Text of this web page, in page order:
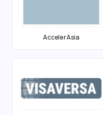
AccelerAsia